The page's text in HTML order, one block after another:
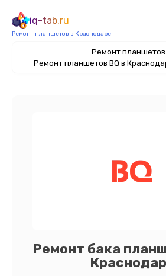
iq-tab.ru
Ремонт планшетов в Краснодаре
Ремонт планшетов
Ремонт планшетов BQ в
Ремонт бака